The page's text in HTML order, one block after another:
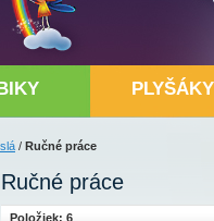
PLYŠÁKY
/ Ručné práce
Ručné práce
Položiek: 6